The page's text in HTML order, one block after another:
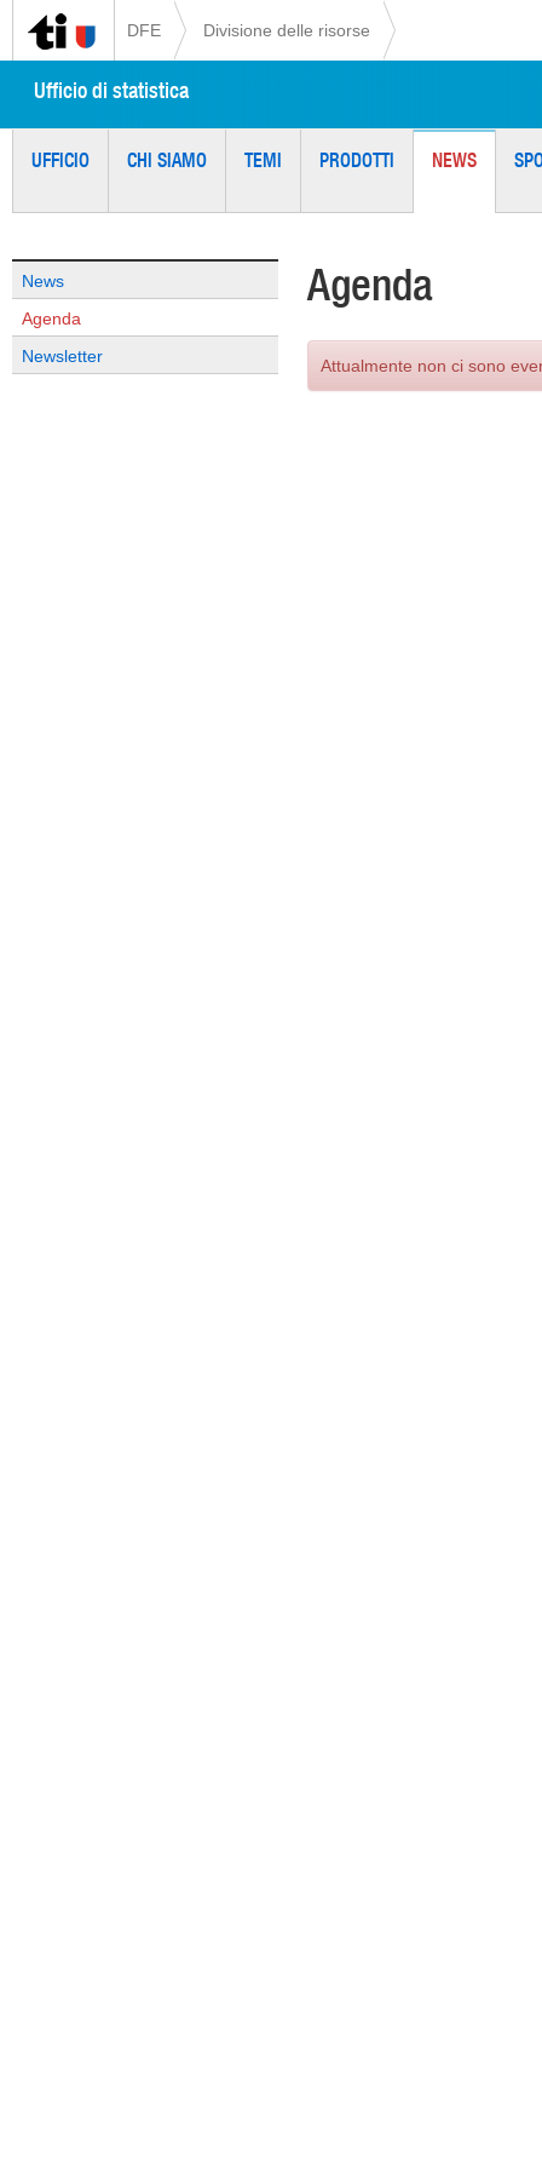
DFE Divisione delle risorse
Ufficio di statistica
UFFICIO CHI SIAMO TEMI PRODOTTI NEWS
News
Agenda
Newsletter
Agenda
Attualmente non ci sono